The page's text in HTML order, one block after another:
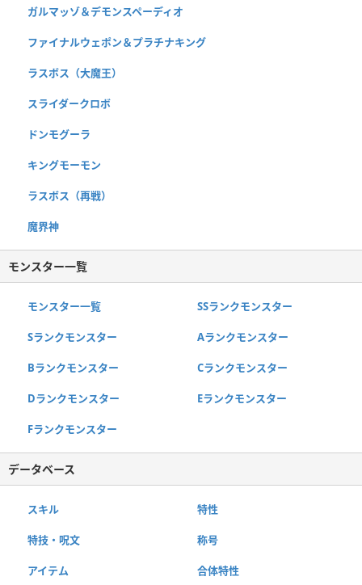
ガルマッゾ＆デモンスペーディオ
ファイナルウェポン＆プラチナキング
ラスボス（大魔王）
スライダークロボ
ドンモグーラ
キングモーモン
ラスボス（再戦）
魔界神
モンスター一覧
モンスター一覧 SSランクモンスター
Sランクモンスター Aランクモンスター
Bランクモンスター Cランクモンスター
Dランクモンスター Eランクモンスター
Fランクモンスター
データベース
スキル 特性
特技・呪文 称号
アイテム 合体特性